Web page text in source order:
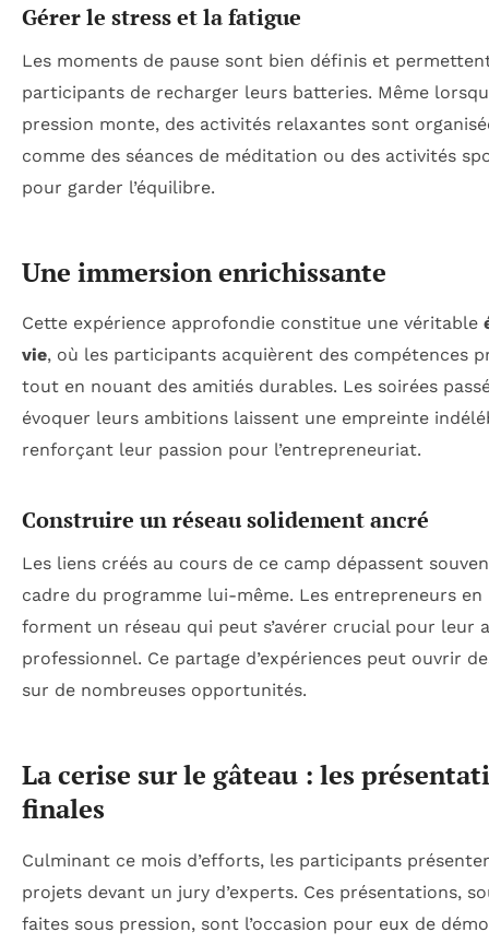
Gérer le stress et la fatigue
Les moments de pause sont bien définis et
participants de recharger leurs batteries. Même
pression monte, des activités relaxantes sont
comme des séances de méditation ou des activités
pour garder l’équilibre.
Une immersion enrichissante
Cette expérience approfondie constitue une véritable
vie, où les participants acquièrent des compétences
tout en nouant des amitiés durables. Les soirées
évoquer leurs ambitions laissent une empreinte
renforçant leur passion pour l’entrepreneuriat.
Construire un réseau solidement ancré
Les liens créés au cours de ce camp dépassent
cadre du programme lui-même. Les entrepreneurs en
forment un réseau qui peut s’avérer crucial pour leur
professionnel. Ce partage d’expériences peut ouvrir
sur de nombreuses opportunités.
La cerise sur le gâteau : les
finales
Culminant ce mois d’efforts, les participants
projets devant un jury d’experts. Ces présentations,
faites sous pression, sont l’occasion pour eux de